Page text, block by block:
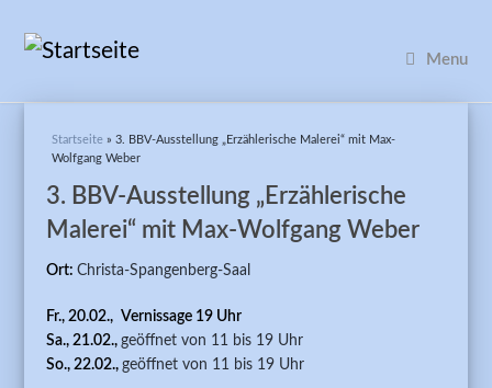
Menu
Sie sind hier
Startseite » 3. BBV-Ausstellung „Erzählerische Malerei“ mit Max-
Wolfgang Weber
3. BBV-Ausstellung „Erzählerische
Malerei“ mit Max-Wolfgang Weber
Ort:Christa-Spangenberg-Saal
Fr., 20.02., Vernissage 19 Uhr
Sa., 21.02.,geöffnet von 11 bis 19 Uhr
So., 22.02.,geöffnet von 11 bis 19 Uhr